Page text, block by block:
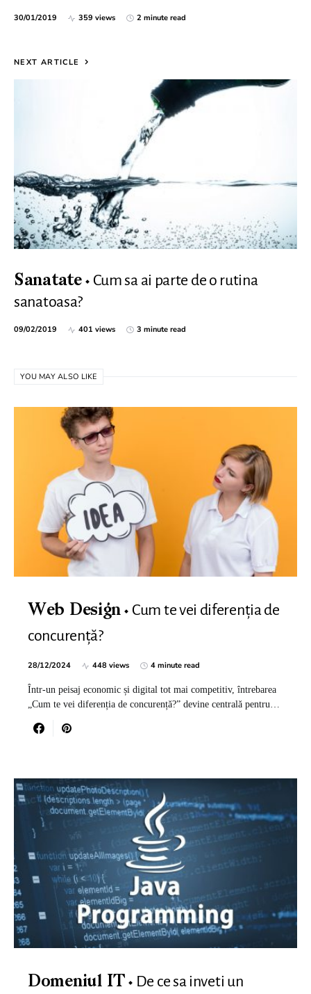
30/01/2019 359 views 2 minute read
NEXT ARTICLE
Sanatate
Cum sa ai parte de o rutina
sanatoasa?
09/02/2019 401 views 3 minute read
YOU MAY ALSO LIKE
Web Design
Cum te vei diferenția de
concurență?
28/12/2024 448 views 4 minute read
Într-un peisaj economic și digital tot mai competitiv, întrebarea
„Cum te vei diferenția de concurență?” devine centrală pentru…
Domeniul IT
De ce sa inveti un